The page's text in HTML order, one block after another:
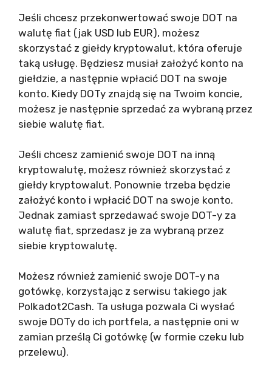
Jeśli chcesz przekonwertować swoje DOT na
walutę fiat (jak USD lub EUR), możesz
skorzystać z giełdy kryptowalut, która oferuje
taką usługę. Będziesz musiał założyć konto na
giełdzie, a następnie wpłacić DOT na swoje
konto. Kiedy DOTy znajdą się na Twoim koncie,
możesz je następnie sprzedać za wybraną przez
siebie walutę fiat.
Jeśli chcesz zamienić swoje DOT na inną
kryptowalutę, możesz również skorzystać z
giełdy kryptowalut. Ponownie trzeba będzie
założyć konto i wpłacić DOT na swoje konto.
Jednak zamiast sprzedawać swoje DOT-y za
walutę fiat, sprzedasz je za wybraną przez
siebie kryptowalutę.
Możesz również zamienić swoje DOT-y na
gotówkę, korzystając z serwisu takiego jak
Polkadot2Cash. Ta usługa pozwala Ci wysłać
swoje DOTy do ich portfela, a następnie oni w
zamian prześlą Ci gotówkę (w formie czeku lub
przelewu).